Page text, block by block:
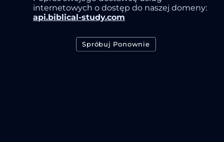
internetowych o dostęp do naszej domeny:
api.biblical-study.com
Spróbuj Ponownie